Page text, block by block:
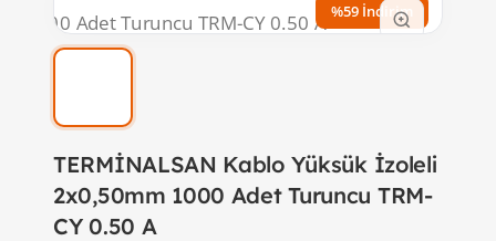
%59 İndirim
TERMİNALSAN Kablo Yüksük İzoleli
2x0,50mm 1000 Adet Turuncu TRM-
CY 0.50 A